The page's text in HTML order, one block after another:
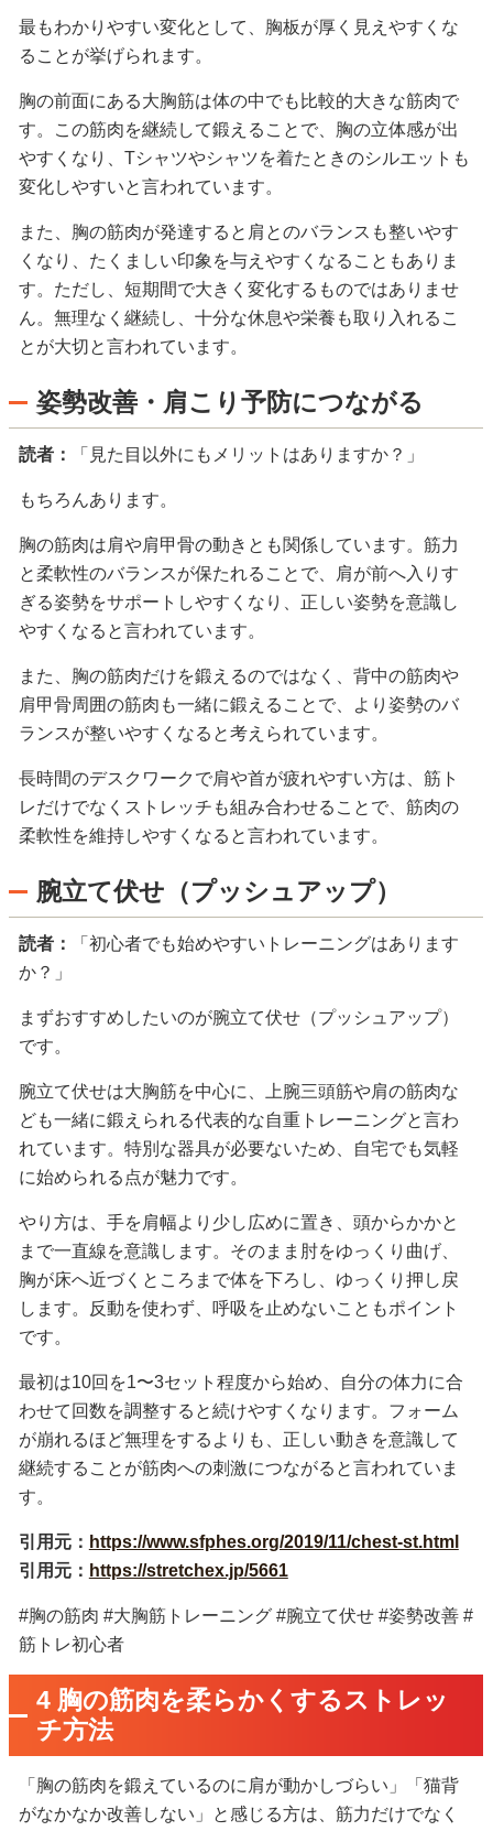
最もわかりやすい変化として、胸板が厚く見えやすくな
ることが挙げられます。
胸の前面にある大胸筋は体の中でも比較的大きな筋肉で
す。この筋肉を継続して鍛えることで、胸の立体感が出
やすくなり、Tシャツやシャツを着たときのシルエットも
変化しやすいと言われています。
また、胸の筋肉が発達すると肩とのバランスも整いやす
くなり、たくましい印象を与えやすくなることもありま
す。ただし、短期間で大きく変化するものではありませ
ん。無理なく継続し、十分な休息や栄養も取り入れるこ
とが大切と言われています。
姿勢改善・肩こり予防につながる
読者： 「見た目以外にもメリットはありますか？」
もちろんあります。
胸の筋肉は肩や肩甲骨の動きとも関係しています。筋力
と柔軟性のバランスが保たれることで、肩が前へ入りす
ぎる姿勢をサポートしやすくなり、正しい姿勢を意識し
やすくなると言われています。
また、胸の筋肉だけを鍛えるのではなく、背中の筋肉や
肩甲骨周囲の筋肉も一緒に鍛えることで、より姿勢のバ
ランスが整いやすくなると考えられています。
長時間のデスクワークで肩や首が疲れやすい方は、筋ト
レだけでなくストレッチも組み合わせることで、筋肉の
柔軟性を維持しやすくなると言われています。
腕立て伏せ（プッシュアップ）
読者：
「初心者でも始めやすいトレーニングはあります
か？」
まずおすすめしたいのが腕立て伏せ（プッシュアップ）
です。
腕立て伏せは大胸筋を中心に、上腕三頭筋や肩の筋肉な
ども一緒に鍛えられる代表的な自重トレーニングと言わ
れています。特別な器具が必要ないため、自宅でも気軽
に始められる点が魅力です。
やり方は、手を肩幅より少し広めに置き、頭からかかと
まで一直線を意識します。そのまま肘をゆっくり曲げ、
胸が床へ近づくところまで体を下ろし、ゆっくり押し戻
します。反動を使わず、呼吸を止めないこともポイント
です。
最初は10回を1〜3セット程度から始め、自分の体力に合
わせて回数を調整すると続けやすくなります。フォーム
が崩れるほど無理をするよりも、正しい動きを意識して
継続することが筋肉への刺激につながると言われていま
す。
引用元： https://www.sfphes.org/2019/11/chest-st.html
引用元： https://stretchex.jp/5661
#胸の筋肉 #大胸筋トレーニング #腕立て伏せ #姿勢改善 #
筋トレ初心者
4 胸の筋肉を柔らかくするストレッ
チ方法
「胸の筋肉を鍛えているのに肩が動かしづらい」「猫背
がなかなか改善しない」と感じる方は、筋力だけでなく